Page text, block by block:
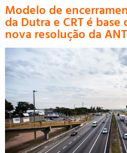
Modelo de
da Dutra e CRT é
nova resolução da